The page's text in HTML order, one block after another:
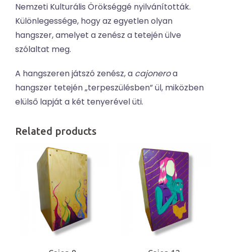
Nemzeti Kulturális Örökséggé nyilvánították.
Különlegessége, hogy az egyetlen olyan
hangszer, amelyet a zenész a tetején ülve
szólaltat meg.
A hangszeren játszó zenész, a cajoneroa
hangszer tetején „terpeszülésben” ül, miközben
elülső lapját a két tenyerével üti.
Related products